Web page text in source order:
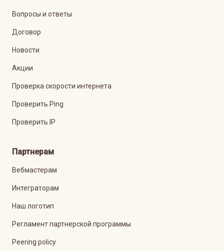
Вопросы и ответы
Договор
Новости
Акции
Проверка скорости интернета
Проверить Ping
Проверить IP
Партнерам
Вебмастерам
Интеграторам
Наш логотип
Регламент партнерской программы
Peering policy